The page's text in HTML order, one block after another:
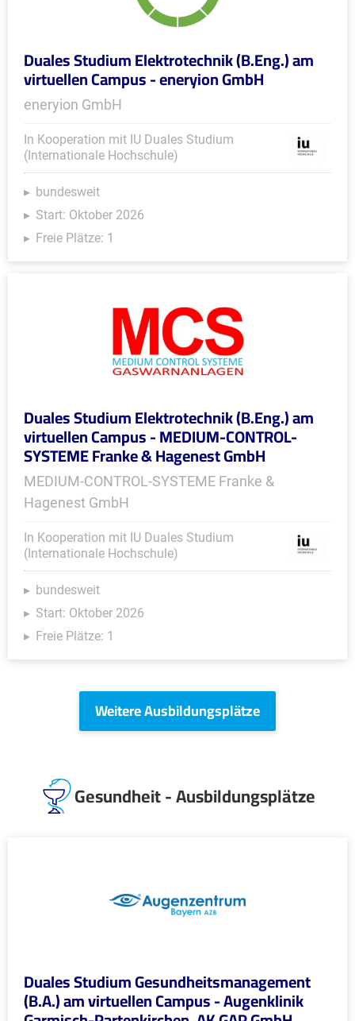
Duales Studium Elektrotechnik (B.Eng.) am
virtuellen Campus - eneryion GmbH
eneryion GmbH
In Kooperation mit IU Duales Studium
(Internationale Hochschule)
bundesweit
Start: Oktober 2026
Freie Plätze: 1
Duales Studium Elektrotechnik (B.Eng.) am
virtuellen Campus - MEDIUM-CONTROL-
SYSTEME Franke & Hagenest GmbH
MEDIUM-CONTROL-SYSTEME Franke &
Hagenest GmbH
In Kooperation mit IU Duales Studium
(Internationale Hochschule)
bundesweit
Start: Oktober 2026
Freie Plätze: 1
Weitere Ausbildungsplätze
Gesundheit - Ausbildungsplätze
Duales Studium Gesundheitsmanagement
(B.A.) am virtuellen Campus - Augenklinik